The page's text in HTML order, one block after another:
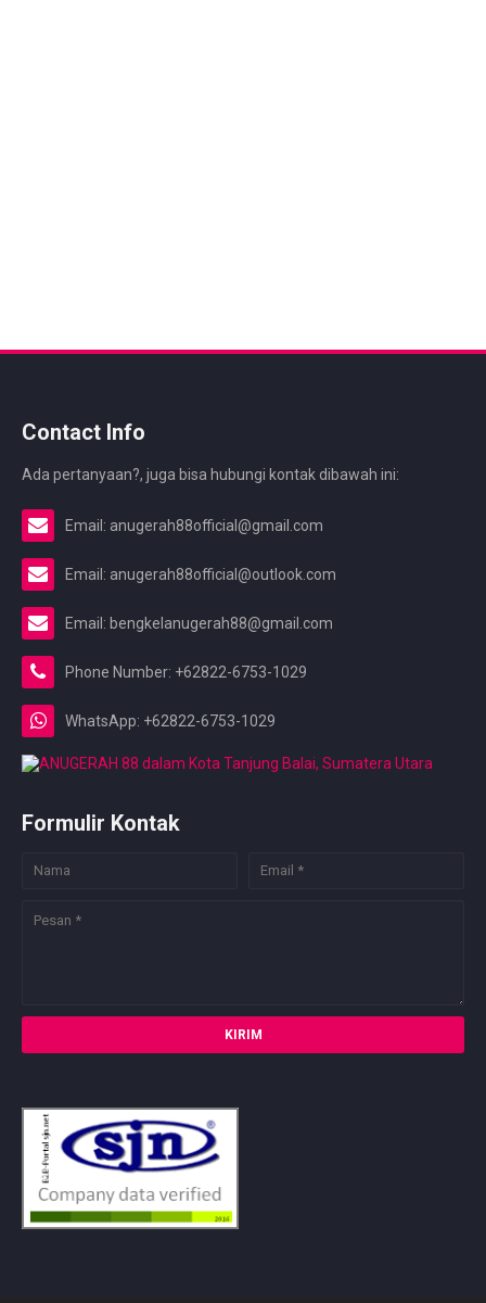
Contact Info
Ada pertanyaan?, juga bisa hubungi kontak dibawah ini:
Email: anugerah88official@gmail.com
Email: anugerah88official@outlook.com
Email: bengkelanugerah88@gmail.com
Phone Number: +62822-6753-1029
WhatsApp: +62822-6753-1029
Formulir Kontak